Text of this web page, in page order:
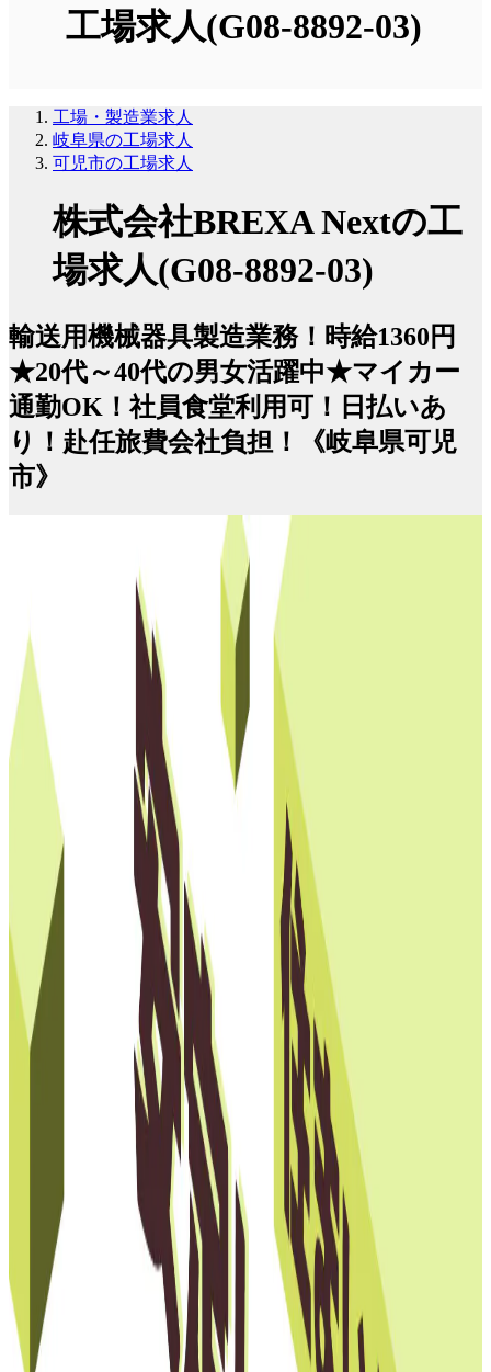
工場求人(G08-8892-03)
工場・製造業求人
岐阜県の工場求人
可児市の工場求人
株式会社BREXA Nextの工
場求人(G08-8892-03)
輸送用機械器具製造業務！時給1360円
★20代～40代の男女活躍中★マイカー
通勤OK！社員食堂利用可！日払いあ
り！赴任旅費会社負担！《岐阜県可児
市》